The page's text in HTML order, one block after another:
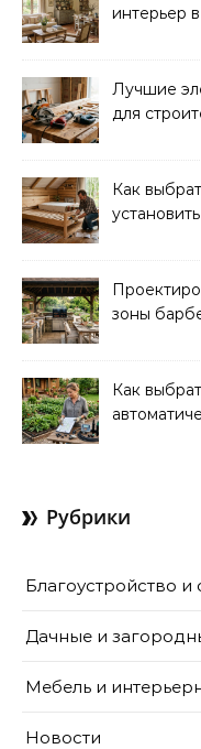
интерьер
Лучшие
для
Как
зоны
Как
Рубрики
Благоустройство и
Дачные и
Мебель и
Новости